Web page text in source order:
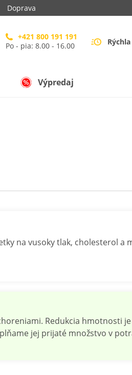
Doprava
+421 800 191 191
Po - pia: 8.00 - 16.00
Výpredaj
na vusoky tlak, cholesterol a
Redukcia hmotnosti
jej prijaté množstvo v